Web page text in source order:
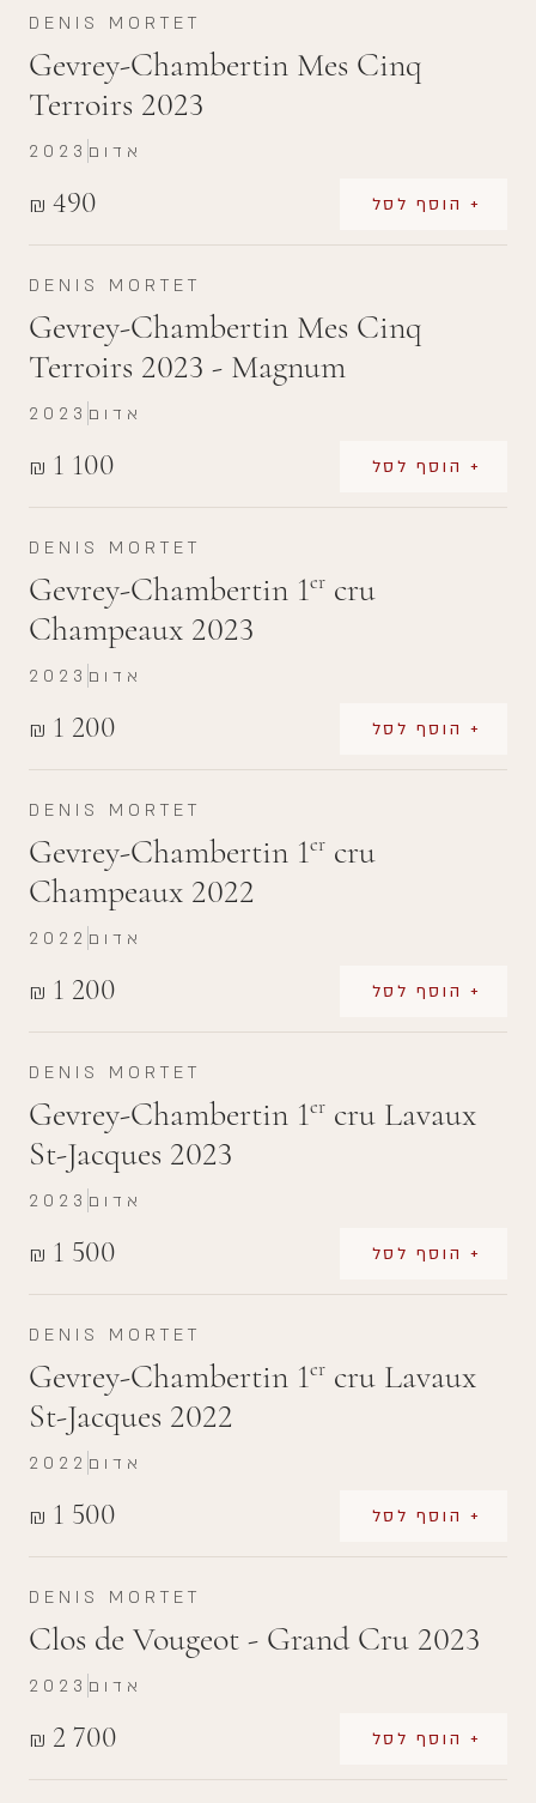
DENIS MORTET
Gevrey-Chambertin Mes Cinq
Terroirs 2023
₪ 490 + הוסף לסל
2023 אדום
DENIS MORTET
Gevrey-Chambertin Mes Cinq
Terroirs 2023 - Magnum
₪ 1 100 + הוסף לסל
2023 אדום
DENIS MORTET
Gevrey-Chambertin 1er cru
Champeaux 2023
₪ 1 200 + הוסף לסל
2023 אדום
DENIS MORTET
Gevrey-Chambertin 1er cru
Champeaux 2022
₪ 1 200 + הוסף לסל
2022 אדום
DENIS MORTET
Gevrey-Chambertin 1er cru Lavaux
St-Jacques 2023
₪ 1 500 + הוסף לסל
2023 אדום
DENIS MORTET
Gevrey-Chambertin 1er cru Lavaux
St-Jacques 2022
₪ 1 500 + הוסף לסל
2022 אדום
DENIS MORTET
Clos de Vougeot - Grand Cru 2023
₪ 2 700 + הוסף לסל
2023 אדום